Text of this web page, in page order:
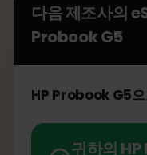
다음 제조사의
Probook G5
HP Probook G5으
귀하의